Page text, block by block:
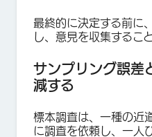
最終的に決定する前に
し、意見を収集するこ
サンプリング誤差
減する
標本調査は、一種の近
に調査を依頼し、一人